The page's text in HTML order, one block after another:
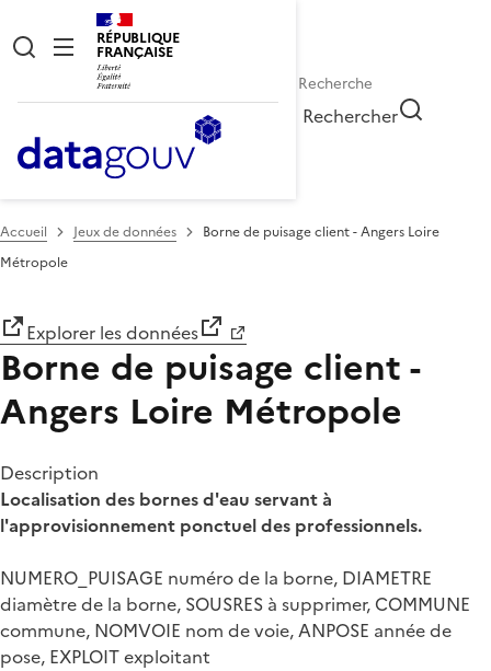
RÉPUBLIQUE
FRANÇAISE
Rechercher
Accueil Jeux de données
Borne de puisage client - Angers Loire
Métropole
Explorer les données
Borne de puisage client -
Angers Loire Métropole
Description
Localisation des bornes d'eau servant à
l'approvisionnement ponctuel des professionnels.
NUMERO_PUISAGE numéro de la borne, DIAMETRE
diamètre de la borne, SOUSRES à supprimer, COMMUNE
commune, NOMVOIE nom de voie, ANPOSE année de
pose, EXPLOIT exploitant